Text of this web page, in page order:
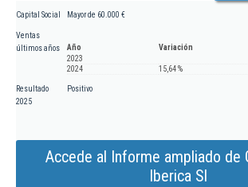
Capital Social Mayor de 60.000 €
Ventas
últimos años
Año
Variación
2023
2024
15,64 %
Resultado
2025
Positivo
Accede al Informe ampliado de
Iberica Sl